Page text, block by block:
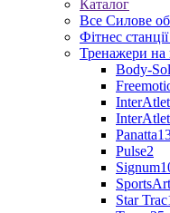
Каталог
Все Силове
Фітнес
Тренажери на
Body-
Panatta
Pulse2
Signum
SportsArt
Star Trac